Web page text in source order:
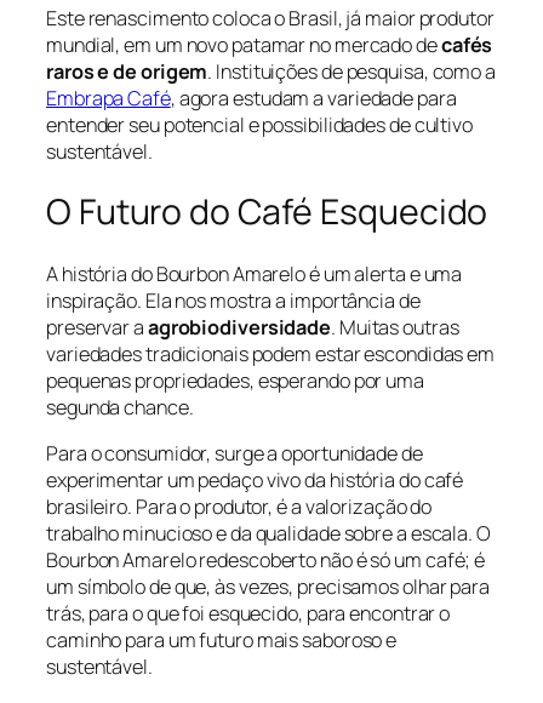
Este renascimento coloca o Brasil, já maior produtor
mundial, em um novo patamar no mercado decafés
raros e de origem. Instituições de pesquisa, como a
Embrapa Café, agora estudam a variedade para
entender seu potencial e possibilidades de cultivo
sustentável.
O Futuro do Café Esquecido
A história do Bourbon Amarelo é um alerta e uma
inspiração. Ela nos mostra a importância de
preservar aagrobiodiversidade. Muitas outras
variedades tradicionais podem estar escondidas em
pequenas propriedades, esperando por uma
segunda chance.
Para o consumidor, surge a oportunidade de
experimentar um pedaço vivo da história do café
brasileiro. Para o produtor, é a valorização do
trabalho minucioso e da qualidade sobre a escala. O
Bourbon Amarelo redescoberto não é só um café; é
um símbolo de que, às vezes, precisamos olhar para
trás, para o que foi esquecido, para encontrar o
caminho para um futuro mais saboroso e
sustentável.